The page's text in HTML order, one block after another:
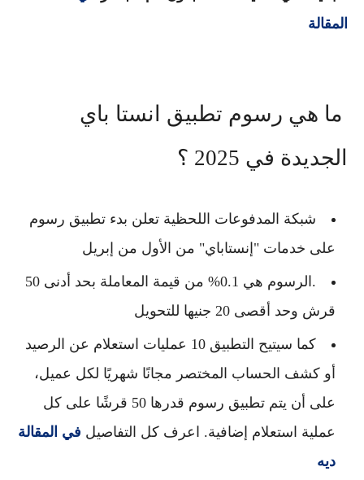
المقالة
ما هي رسوم تطبيق انستا باي
الجديدة في 2025 ؟
شبكة المدفوعات اللحظية تعلن بدء تطبيق رسوم
على خدمات "إنستاباي" من الأول من إبريل
.الرسوم هي 0.1% من قيمة المعاملة بحد أدنى 50
قرش وحد أقصى 20 جنيها للتحويل
كما سيتيح التطبيق 10 عمليات استعلام عن الرصيد
أو كشف الحساب المختصر مجانًا شهريًا لكل عميل،
على أن يتم تطبيق رسوم قدرها 50 قرشًا على كل
عملية استعلام إضافية. اعرف كل التفاصيل في المقالة
ديه